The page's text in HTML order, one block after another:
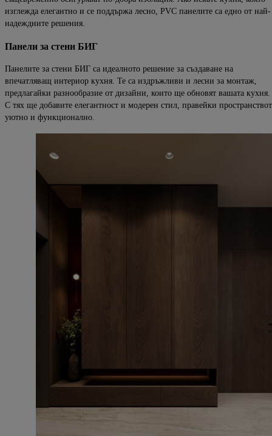
изглежда елегантно и се поддържа лесно, PVC панелите са едно от най-
надеждните решения.
Панели за стени БИГ
Панелите за стени БИГ са идеалното решение за създаване на
впечатляващ интериор кухня. Те са издръжливи и лесни за монтаж,
предлагайки разнообразие от дизайни, които ще обновят вашата кухня.
С тях ще добавите елегантност и модерен стил, правейки
уютно и функционално.